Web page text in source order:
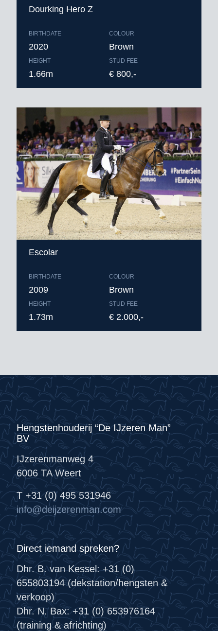
Dourking Hero Z
BIRTHDATE
2020
HEIGHT
1.66m
COLOUR
Brown
STUD FEE
€ 800,-
Escolar
BIRTHDATE
2009
HEIGHT
1.73m
COLOUR
Brown
STUD FEE
€ 2.000,-
Hengstenhouderij “De IJzeren Man”
BV
IJzerenmanweg 4
6006 TA Weert
T +31 (0) 495 531946
info@deijzerenman.com
Direct iemand spreken?
Dhr. B. van Kessel: +31 (0)
655803194 (dekstation/hengsten &
verkoop)
Dhr. N. Bax: +31 (0) 653976164
(training & africhting)